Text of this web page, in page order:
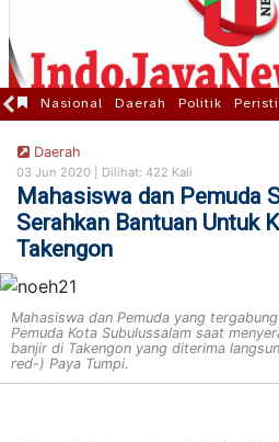
Nasional Daerah Politik
Daerah
03 Jun 2020 | Dilihat: 422 Kali
Mahasiswa dan Pemuda
Serahkan Bantuan Untuk
Takengon
Mahasiswa dan Pemuda yang
Pemuda Kota Subulussalam saat
banjir di Takengon yang diterima
red-) Paya Tumpi.